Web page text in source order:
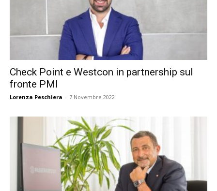
Check Point e Westcon in partnership sul
fronte PMI
Lorenza Peschiera - 7 Novembre 2022